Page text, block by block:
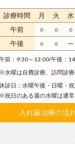
診療時間 月 火 水
午前
○ ○ ○
午後
○ ○ ─
前： 9:30～13:00/午後：
※水曜は自費診療、訪問診
診日： 水曜午後・日曜・祝
※祝日のある週の水曜は通常
入れ歯治療の流